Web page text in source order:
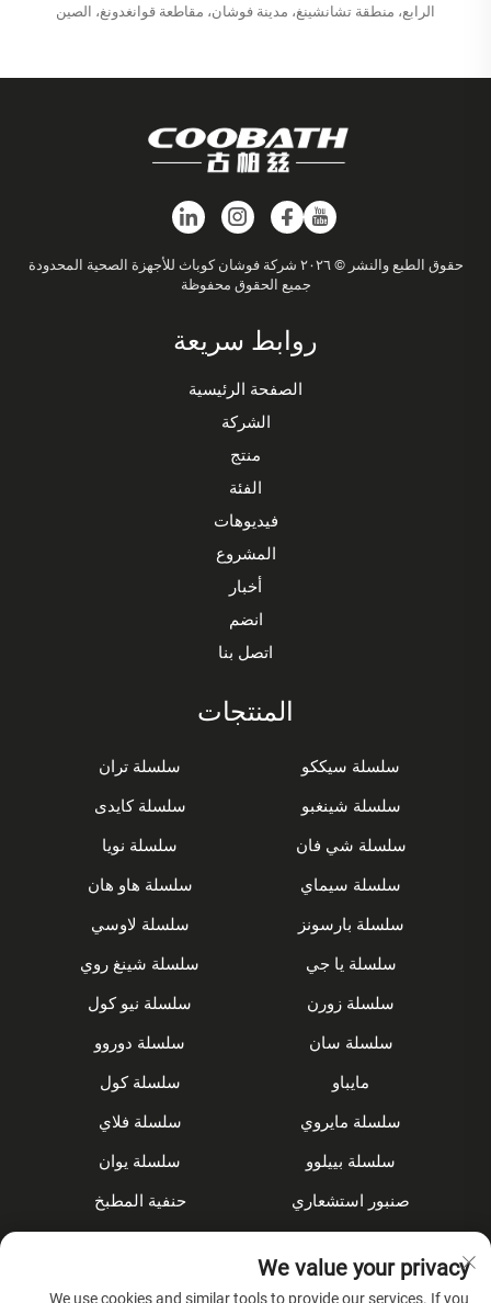
الرابع، منطقة تشانشينغ، مدينة فوشان، مقاطعة قوانغدونغ، الصين
حقوق الطبع والنشر © ٢٠٢٦ شركة فوشان كوباث للأجهزة الصحية المحدودة
جميع الحقوق محفوظة
روابط سريعة
الصفحة الرئيسية
الشركة
منتج
الفئة
فيديوهات
المشروع
أخبار
انضم
اتصل بنا
المنتجات
سلسلة سيككو
سلسلة تران
سلسلة شينغبو
سلسلة كايدى
سلسلة شي فان
سلسلة نويا
سلسلة سيماي
سلسلة هاو هان
سلسلة بارسونز
سلسلة لاوسي
سلسلة يا جي
سلسلة شينغ روي
سلسلة زورن
سلسلة نيو كول
سلسلة سان
سلسلة دوروو
مايباو
سلسلة كول
سلسلة مايروي
سلسلة فلاي
سلسلة بييلوو
سلسلة يوان
صنبور استشعاري
حنفية المطبخ
الملحقاتWe value your privacy
We use cookies and similar tools to provide our services. If you